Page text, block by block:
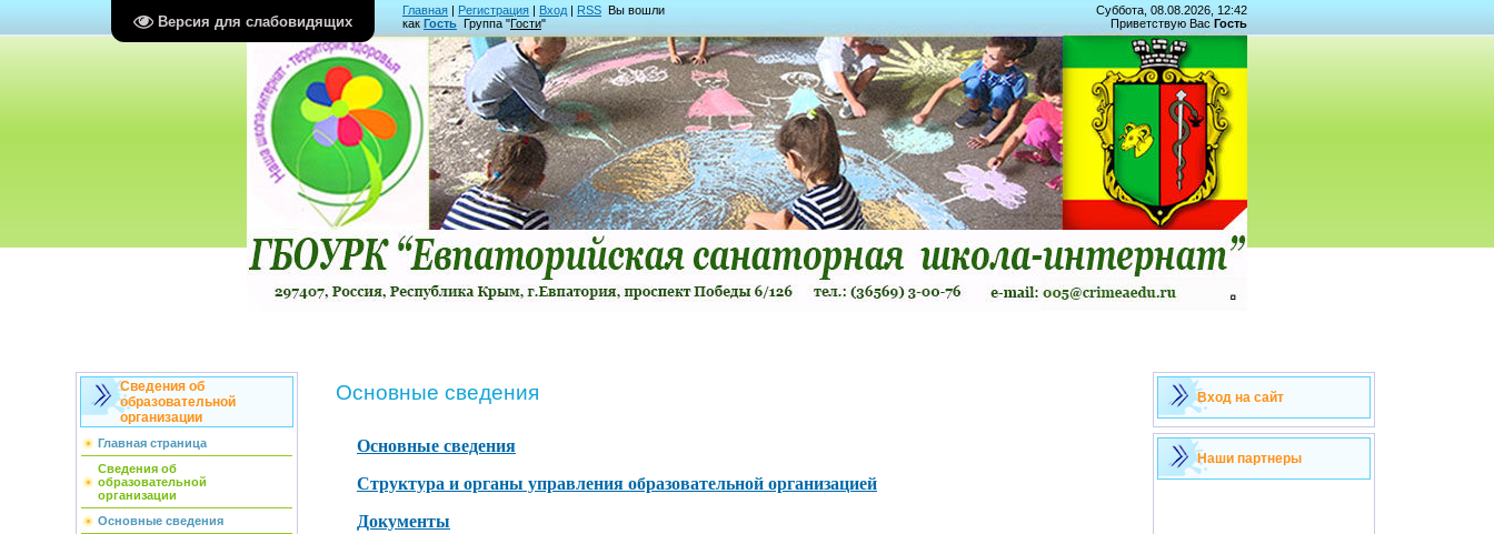
Версия для слабовидящих
Главная | Регистрация | Вход | RSS Вы вошли
как Гость Группа "Гости"
Суббота, 08.08.2026, 12:42
Приветствую Вас Гость
Сведения об
образовательной
организации
Главная страница
Сведения об
образовательной
организации
Основные сведения
Основные сведения
Основные сведения
Структура и органы управления образовательной организацией
Документы
Вход на сайт
Наши партнеры